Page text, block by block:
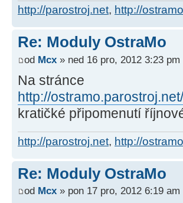
http://parostroj.net, http://
Re: Moduly OstraMo
od Mcx » ned 16 pro, 2012 3:23 pm
Na stránce
http://
kratičké připomenutí
http://parostroj.net, http://
Re: Moduly OstraMo
od Mcx » pon 17 pro, 2012 6:19 am